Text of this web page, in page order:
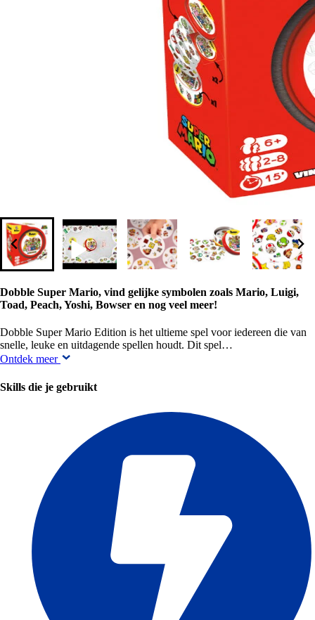
Dobble Super Mario, vind gelijke symbolen zoals Mario, Luigi,
Toad, Peach, Yoshi, Bowser en nog veel meer!
Dobble Super Mario Edition is het ultieme spel voor iedereen die van
snelle, leuke en uitdagende spellen houdt. Dit spel…
Ontdek meer
Skills die je gebruikt